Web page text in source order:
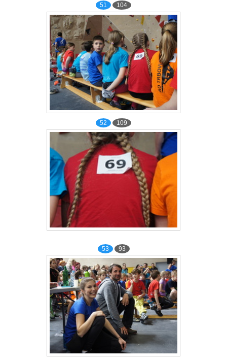
51 104
52 109
53 93